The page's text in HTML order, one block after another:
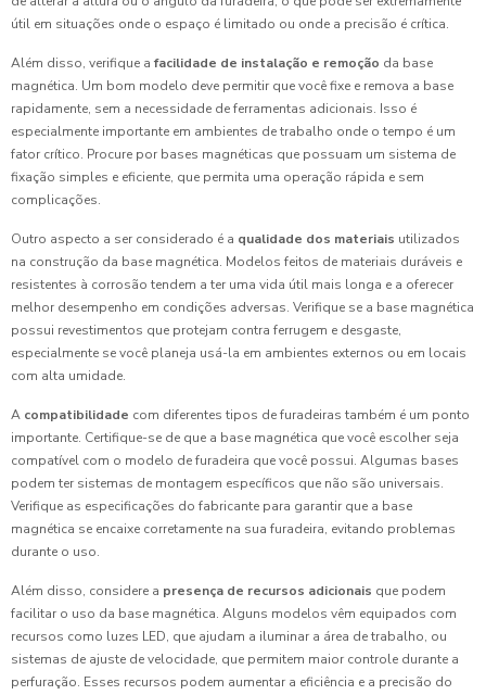
útil em situações onde o espaço é limitado ou onde a precisão é crítica.
Além disso, verifique a facilidade de instalação e remoção da base
magnética. Um bom modelo deve permitir que você fixe e remova a base
rapidamente, sem a necessidade de ferramentas adicionais. Isso é
especialmente importante em ambientes de trabalho onde o tempo é um
fator crítico. Procure por bases magnéticas que possuam um sistema de
fixação simples e eficiente, que permita uma operação rápida e sem
complicações.
Outro aspecto a ser considerado é a qualidade dos materiais utilizados
na construção da base magnética. Modelos feitos de materiais duráveis e
resistentes à corrosão tendem a ter uma vida útil mais longa e a oferecer
melhor desempenho em condições adversas. Verifique se a base magnética
possui revestimentos que protejam contra ferrugem e desgaste,
especialmente se você planeja usá-la em ambientes externos ou em locais
com alta umidade.
A compatibilidade com diferentes tipos de furadeiras também é um ponto
importante. Certifique-se de que a base magnética que você escolher seja
compatível com o modelo de furadeira que você possui. Algumas bases
podem ter sistemas de montagem específicos que não são universais.
Verifique as especificações do fabricante para garantir que a base
magnética se encaixe corretamente na sua furadeira, evitando problemas
durante o uso.
Além disso, considere a presença de recursos adicionais que podem
facilitar o uso da base magnética. Alguns modelos vêm equipados com
recursos como luzes LED, que ajudam a iluminar a área de trabalho, ou
sistemas de ajuste de velocidade, que permitem maior controle durante a
perfuração. Esses recursos podem aumentar a eficiência e a precisão do